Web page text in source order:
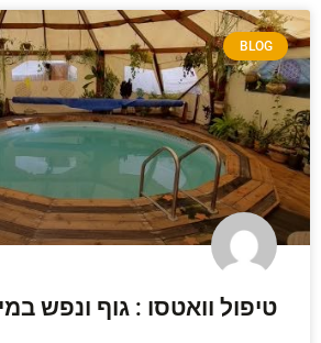
BLOG
טיפול וואטסו : גוף ונפש